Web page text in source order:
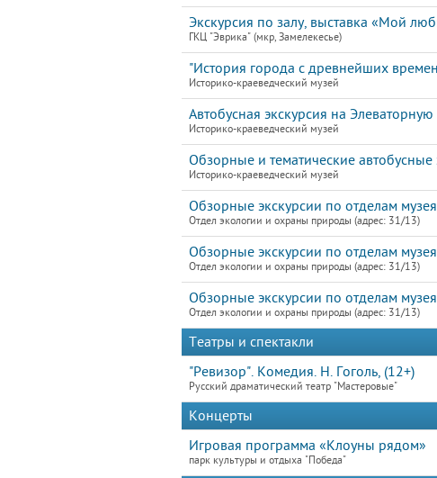
Экскурсия по залу, выставка «Мой
ГКЦ "Эврика" (мкр, Замелекесье)
"История города с древнейших
Историко-краеведческий музей
Автобусная экскурсия на Элеваторную
Историко-краеведческий музей
Обзорные и тематические автобусные
Историко-краеведческий музей
Обзорные экскурсии по отделам
Отдел экологии и охраны природы (адрес: 31/13)
Обзорные экскурсии по отделам
Отдел экологии и охраны природы (адрес: 31/13)
Обзорные экскурсии по отделам
Отдел экологии и охраны природы (адрес: 31/13)
Театры и спектакли
"Ревизор". Комедия. Н. Гоголь, (12+)
Русский драматический театр "Мастеровые"
Концерты
Игровая программа «Клоуны рядом»
парк культуры и отдыха "Победа"